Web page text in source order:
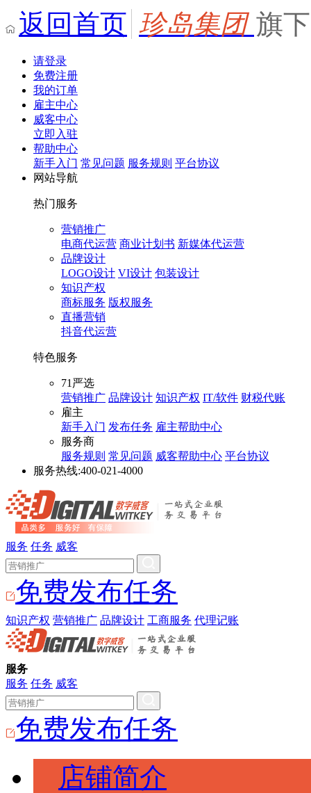
返回首页 珍岛集团 旗
请登录
免费注册
我的订单
雇主中心
威客中心
立即入驻
帮助中心
新手入门 常见问题 服务规则 平台协议
网站导航
热门服务
营销推广
电商代运营 商业计划书 新媒体代运营
品牌设计
LOGO设计 VI设计 包装设计
知识产权
商标服务 版权服务
直播营销
抖音代运营
特色服务
71严选
营销推广 品牌设计 知识产权 IT/软件 财税代账
雇主
新手入门 发布任务 雇主帮助中心
服务商
服务规则 常见问题 威客帮助中心 平台协议
服务热线:400-021-4000
服务 任务 威客
免费发布任务
知识产权 营销推广 品牌设计 工商服务 代理记账
服务
服务 任务 威客
免费发布任务
店铺简介